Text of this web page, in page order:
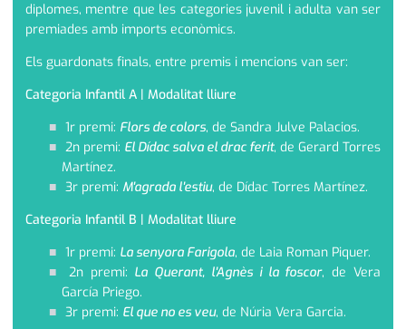
diplomes, mentre que les categories juvenil i adulta van ser
premiades amb imports econòmics.
Els guardonats finals, entre premis i mencions van ser:
Categoria Infantil A | Modalitat lliure
1r premi: Flors de colors, de Sandra Julve Palacios.
2n premi: El Dídac salva el drac ferit, de Gerard Torres
Martínez.
3r premi: M'agrada l'estiu, de Dídac Torres Martínez.
Categoria Infantil B | Modalitat lliure
1r premi: La senyora Farigola, de Laia Roman Piquer.
2n premi: La Querant, l'Agnès i la foscor, de Vera
García Priego.
3r premi: El que no es veu, de Núria Vera Garcia.